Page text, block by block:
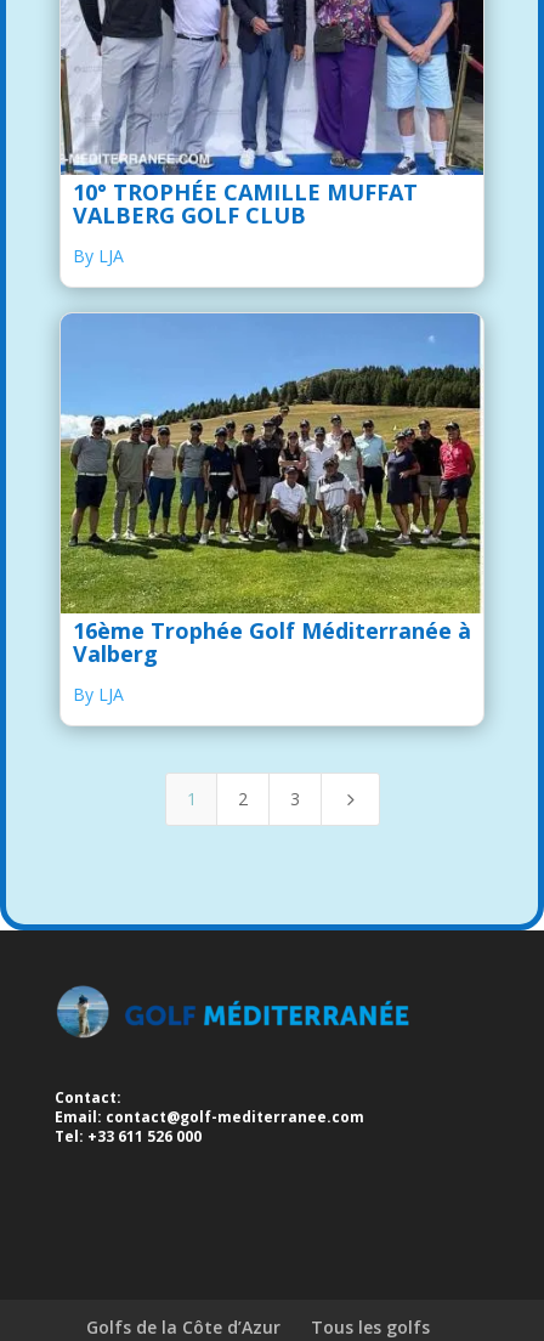
10° TROPHÉE CAMILLE MUFFAT
VALBERG GOLF CLUB
By LJA
16ème Trophée Golf Méditerranée à
Valberg
By LJA
1 2 3 5
Contact:
Email: contact@golf-mediterranee.com
Tel: +33 611 526 000
Golfs de la Côte d’Azur
Tous les golfs